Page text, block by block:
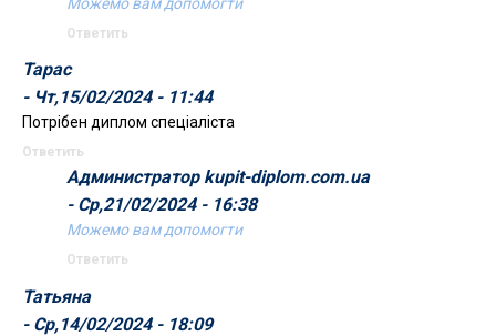
Ответить
Тарас
- Чт,15/02/2024 - 11:44
Потрібен диплом спеціаліста
Ответить
Администратор kupit-diplom.com.ua
- Ср,21/02/2024 - 16:38
Можемо вам допомогти
Ответить
Татьяна
- Ср,14/02/2024 - 18:09